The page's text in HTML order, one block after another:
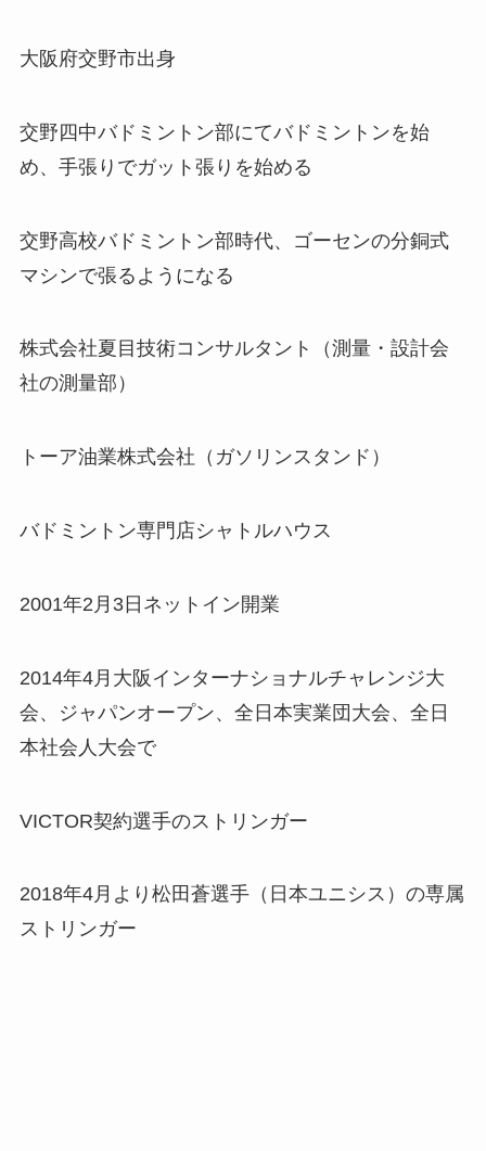
大阪府交野市出身
交野四中バドミントン部にてバドミントンを始
め、手張りでガット張りを始める
交野高校バドミントン部時代、ゴーセンの分銅式
マシンで張るようになる
株式会社夏目技術コンサルタント（測量・設計会
社の測量部）
トーア油業株式会社（ガソリンスタンド）
バドミントン専門店シャトルハウス
2001年2月3日ネットイン開業
2014年4月大阪インターナショナルチャレンジ大
会、ジャパンオープン、全日本実業団大会、全日
本社会人大会で
VICTOR契約選手のストリンガー
2018年4月より松田蒼選手（日本ユニシス）の専属
ストリンガー